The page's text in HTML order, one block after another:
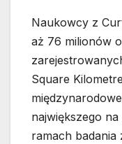
Naukowcy z
aż 76 milionów
Square
największego
ramach badania